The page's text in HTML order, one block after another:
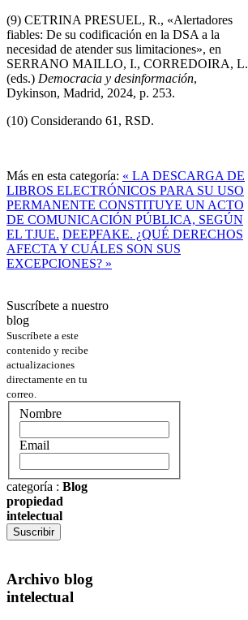
(9) CETRINA PRESUEL, R., «Alertadores
fiables: De su codificación en la DSA a la
necesidad de atender sus limitaciones», en
SERRANO MAILLO, I., CORREDOIRA, L.
(eds.) Democracia y desinformación,
Dykinson, Madrid, 2024, p. 253.
(10) Considerando 61, RSD.
Más en esta categoría: « LA DESCARGA DE
LIBROS ELECTRÓNICOS PARA SU USO
PERMANENTE CONSTITUYE UN ACTO
DE COMUNICACIÓN PÚBLICA, SEGÚN
EL TJUE. DEEPFAKE. ¿QUÉ DERECHOS
AFECTA Y CUÁLES SON SUS
EXCEPCIONES? »
Suscríbete a nuestro
blog
Suscríbete a este
contenido y recibe
actualizaciones
directamente en tu
correo.
Nombre
Email
categoría : Blog
propiedad
intelectual
Suscribir
Archivo blog
intelectual